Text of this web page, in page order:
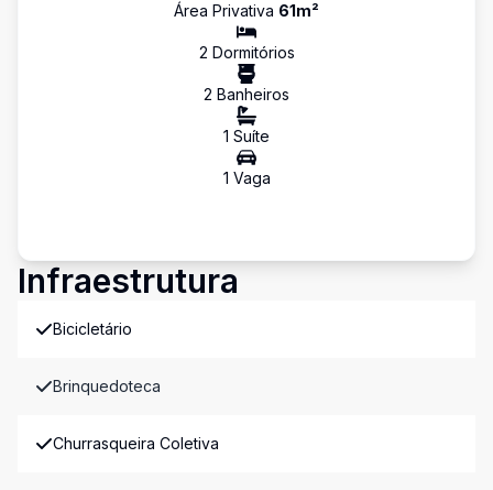
Área Privativa 61m²
2 Dormitórios
2 Banheiros
1 Suíte
1 Vaga
Infraestrutura
Bicicletário
Brinquedoteca
Churrasqueira Coletiva